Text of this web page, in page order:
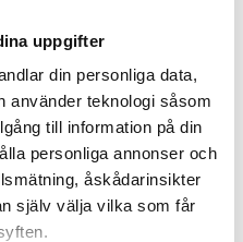
uppgifter
din personliga data,
använder teknologi såsom
till information på din
personliga annonser och
åskådarinsikter
själv välja vilka som får
Me More
Ljuslykta Glas
cm Varm Grå
kr
Tell